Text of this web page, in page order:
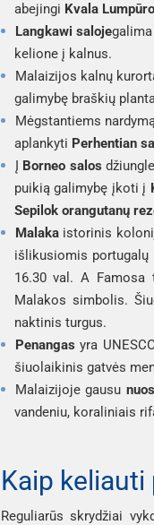
abejingi Kvala
Langkawi saloje
kelione į kalnus.
Malaizijos kalnų
galimybę braškių
Mėgstantiems
aplankyti Perhentian
Į Borneo salos
puikią galimybę įkoti į
Sepilok orangutanų
Malaka istorinis
išlikusiomis
16.30 val. A Famosa
Malakos simbolis.
naktinis turgus.
Penangas yra
šiuolaikinis gatvės
Malaizijoje gausu
vandeniu, koraliniais
Kaip
Reguliarūs skrydžiai